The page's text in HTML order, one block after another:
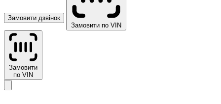
Замовити дзвінок
Замовити по VIN
Замовити
по VIN